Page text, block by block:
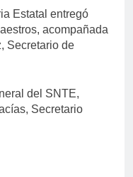
Estatal entregó
acompañada
Secretario de
del SNTE,
Secretario